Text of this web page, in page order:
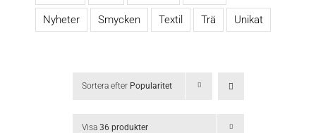
Nyheter Smycken Textil Trä Unikat
Sortera efter Popularitet
Visa 36 produkter